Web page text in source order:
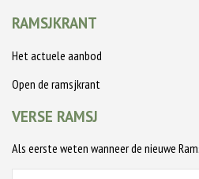
RAMSJKRANT
Het actuele aanbod
Open de ramsjkrant
VERSE RAMSJ
Als eerste weten wanneer de nieuwe